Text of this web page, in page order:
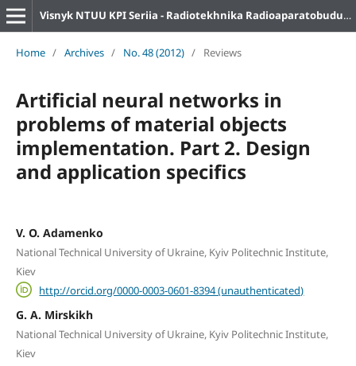
Visnyk NTUU KPI Seriia - Radiotekhnika Radioaparatobuduvannia
Home / Archives / No. 48 (2012) / Reviews
Artificial neural networks in
problems of material objects
implementation. Part 2. Design
and application specifics
V. O. Adamenko
National Technical University of Ukraine, Kyiv Politechnic Institute,
Kiev
http://orcid.org/0000-0003-0601-8394 (unauthenticated)
G. A. Mirskikh
National Technical University of Ukraine, Kyiv Politechnic Institute,
Kiev